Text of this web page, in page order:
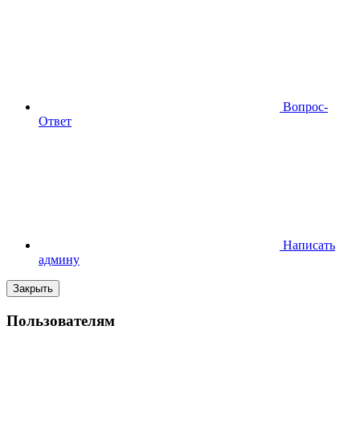
Вопрос-
Ответ
Написать
админу
Закрыть
Пользователям